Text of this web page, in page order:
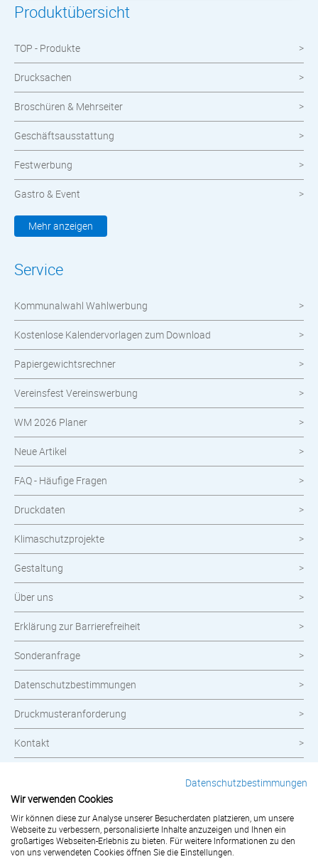
Produktübersicht
TOP - Produkte
Drucksachen
Broschüren & Mehrseiter
Geschäftsausstattung
Festwerbung
Gastro & Event
Kleidung & Textilien
meinOrt
Nachhaltige Produkte
Wahlen
Neuheiten im Shop
Mehr anzeigen
Service
Kommunalwahl Wahlwerbung
Kostenlose Kalendervorlagen zum Download
Papiergewichtsrechner
Vereinsfest Vereinswerbung
WM 2026 Planer
Neue Artikel
FAQ - Häufige Fragen
Druckdaten
Klimaschutzprojekte
Gestaltung
Über uns
Erklärung zur Barrierefreiheit
Sonderanfrage
Datenschutzbestimmungen
Druckmusteranforderung
Kontakt
Impressum
AGB
Datenschutzbestimmungen
Wir verwenden Cookies
Wir können diese zur Analyse unserer Besucherdaten platzieren, um unsere
Webseite zu verbessern, personalisierte Inhalte anzuzeigen und Ihnen ein
großartiges Webseiten-Erlebnis zu bieten. Für weitere Informationen zu den
von uns verwendeten Cookies öffnen Sie die Einstellungen.